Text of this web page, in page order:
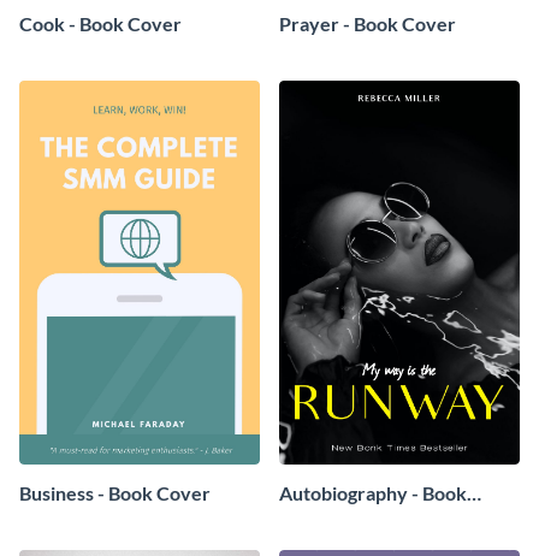
Cook - Book Cover Prayer - Book Cover
Business - Book Cover
Autobiography - Book